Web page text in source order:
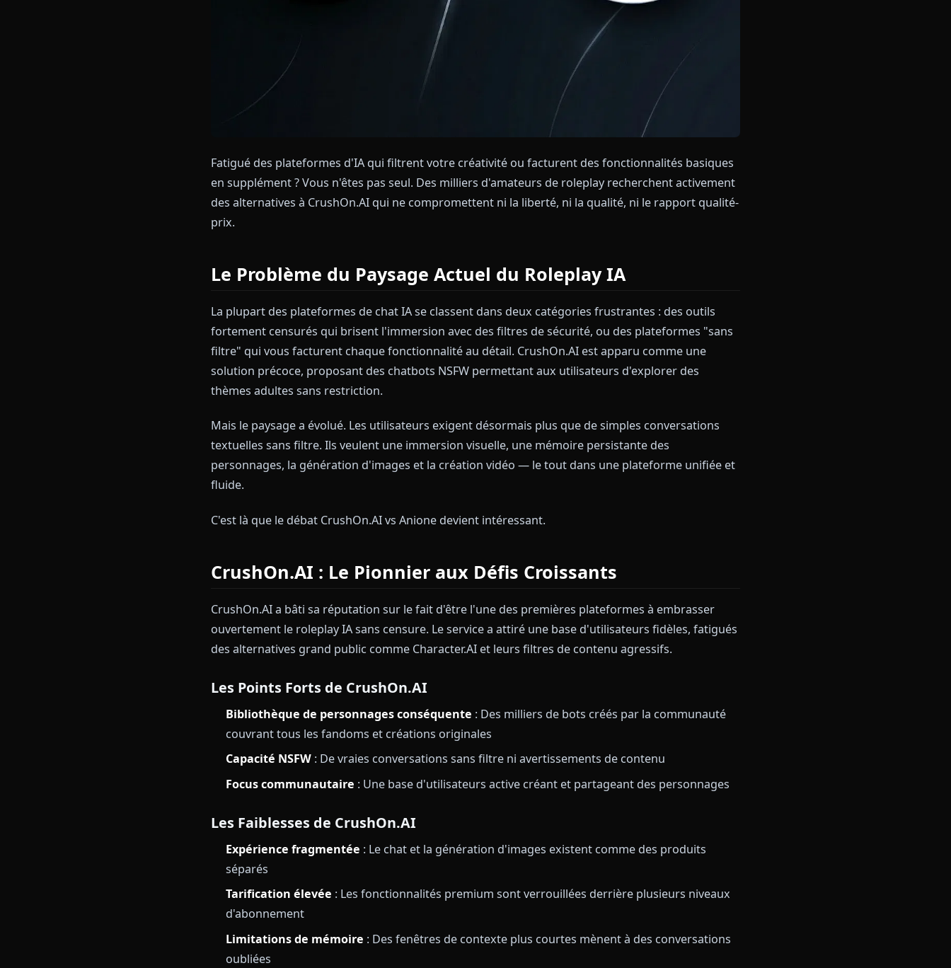
Fatigué des plateformes d'IA qui filtrent votre créativité ou facturent des fonctionnalités basiques
en supplément ? Vous n'êtes pas seul. Des milliers d'amateurs de roleplay recherchent activement
des alternatives à CrushOn.AI qui ne compromettent ni la liberté, ni la qualité, ni le rapport qualité-
prix.
Le Problème du Paysage Actuel du Roleplay IA
La plupart des plateformes de chat IA se classent dans deux catégories frustrantes : des outils
fortement censurés qui brisent l'immersion avec des filtres de sécurité, ou des plateformes "sans
filtre" qui vous facturent chaque fonctionnalité au détail. CrushOn.AI est apparu comme une
thèmes adultes sans restriction.
textuelles sans filtre. Ils veulent une immersion visuelle, une mémoire persistante des
personnages, la génération d'images et la création vidéo — le tout dans une plateforme unifiée et
fluide.
CrushOn.AI : Le Pionnier aux Défis Croissants
CrushOn.AI a bâti sa réputation sur le fait d'être l'une des premières plateformes à embrasser
ouvertement le roleplay IA sans censure. Le service a attiré une base d'utilisateurs fidèles, fatigués
Les Points Forts de CrushOn.AI
couvrant tous les fandoms et créations originales
Capacité NSFW
: De vraies conversations sans filtre ni avertissements de contenu
Focus communautaire